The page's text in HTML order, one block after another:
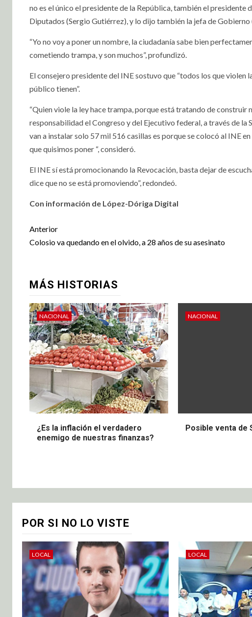
no es el único el presidente de la República, también el
Diputados (Sergio Gutiérrez), y lo dijo también la jefa de Gobierno
“Yo no voy a poner un nombre, la ciudadanía sabe bien
cometiendo trampa, y son muchos”, profundizó.
El consejero presidente del INE sostuvo que “todos los que
público tienen”.
“Quien viole la ley hace trampa, porque está tratando de construir
responsabilidad el Congreso y del Ejecutivo federal, a través de la
van a instalar solo 57 mil 516 casillas es porque se colocó al INE
que quisimos poner “, consideró.
El INE sí está promocionando la Revocación, basta dejar de
dice que no se está promoviendo”, redondeó.
Con información de López-Dóriga Digital
Anterior
Colosio va quedando en el olvido, a 28 años de su asesinato
MÁS HISTORIAS
NACIONAL
¿Es la inflación el verdadero
enemigo de nuestras finanzas?
NACIONAL
Posible venta de
POR SI NO LO VISTE
LOCAL LOCAL